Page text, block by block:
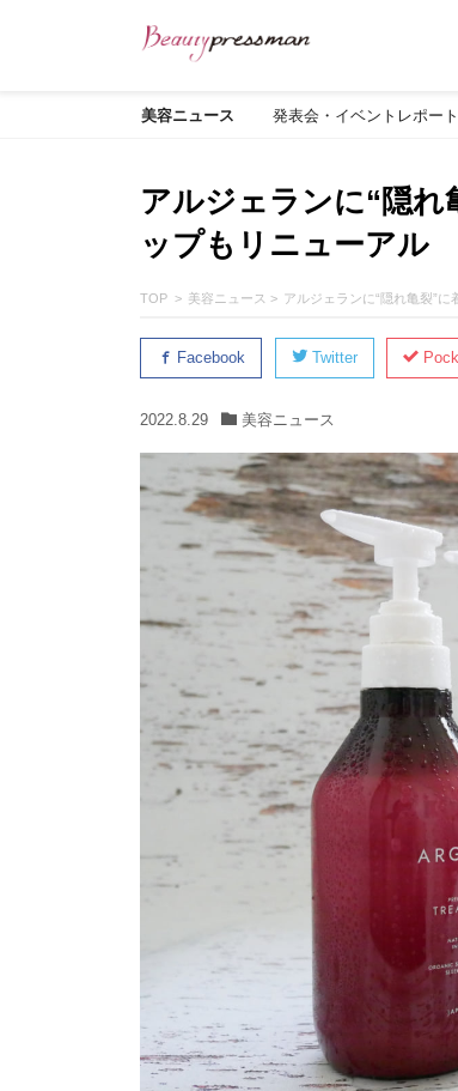
美容ニュース 発表会・イベントレポート
アルジェランに“隠れ
ップもリニューアル
TOP 美容ニュース アルジェランに“隠れ亀裂”
Facebook Twitter
2022.8.29 美容ニュース